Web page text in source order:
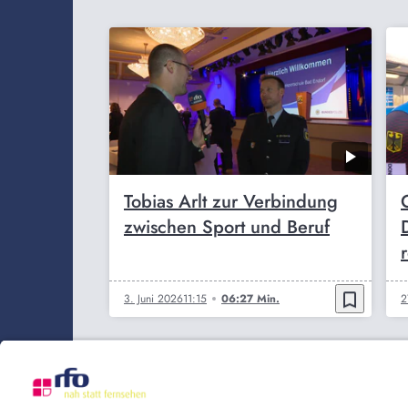
Tobias Arlt zur Verbindung
zwischen Sport und Beruf
3. Juni 202611:15 06:27 Min. bookmark_border